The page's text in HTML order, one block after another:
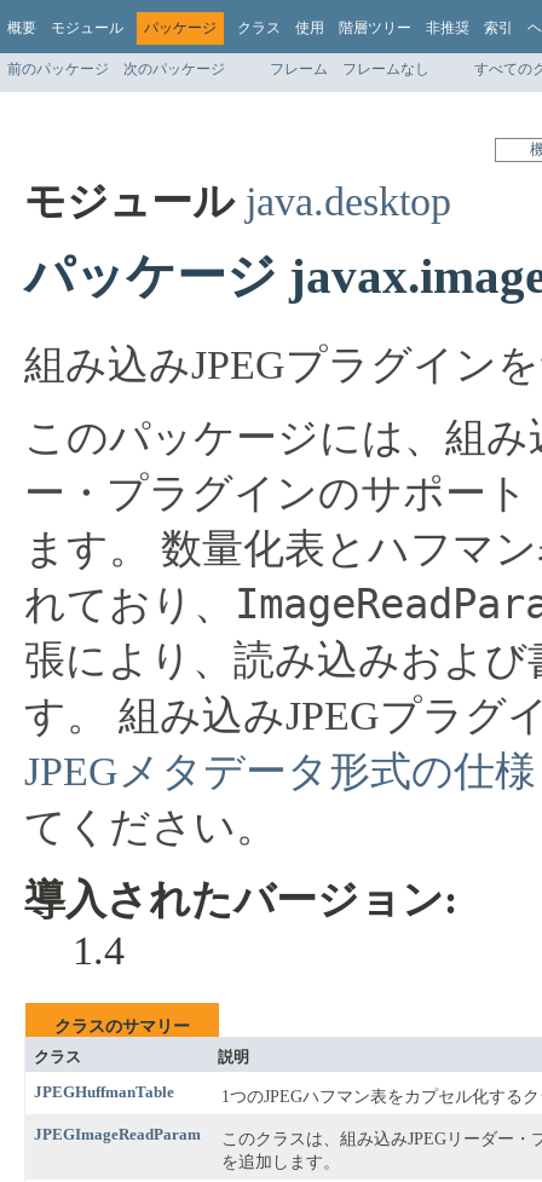
概要 モジュール パッケージ クラス 使用 階層ツリー 非推奨 索引
前のパッケージ 次のパッケージ フレーム フレームなし すべての
モジュール java.desktop
パッケージ
組み込みJPEGプラグイン
このパッケージには、組
ー・プラグインのサポー
ます。
数量化表とハフマ
れており、
張により、読み込みおよ
す。
組み込みJPEGプラグ
JPEGメタデータ形式の仕
てください。
導入されたバージョン:
1.4
クラスのサマリー
クラス
説明
JPEGHuffmanTable
1つのJPEGハフマン表をカプセル化する
JPEGImageReadParam
このクラスは、組み込みJPEGリーダー
を追加します。